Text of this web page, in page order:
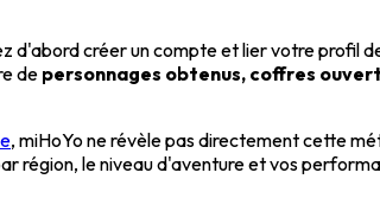
créer un compte et lier votre profil
de personnages obtenus, coffres
, miHoYo ne révèle pas directement cette
région, le niveau d'aventure et vos